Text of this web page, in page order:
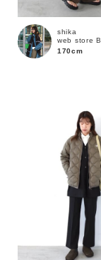
shika
web store
170cm